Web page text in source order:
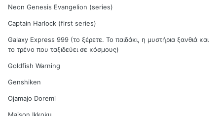
Neon Genesis Evangelion (series)
Captain Harlock (first series)
Galaxy Express 999 (το ξέρετε. Το παιδάκι, η μυστήρια ξανθιά και
το τρένο που ταξιδεύει σε κόσμους)
Goldfish Warning
Genshiken
Ojamajo Doremi